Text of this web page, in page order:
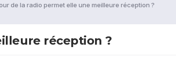
de la radio permet elle une meilleure réception ?
réception ?